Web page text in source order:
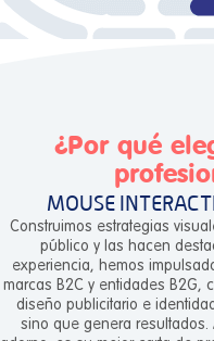
¿Por qué
MOUSE
Construimos estrategias
público y las hacen
experiencia, hemos
marcas B2C y entidades B2G,
diseño publicitario e
sino que genera